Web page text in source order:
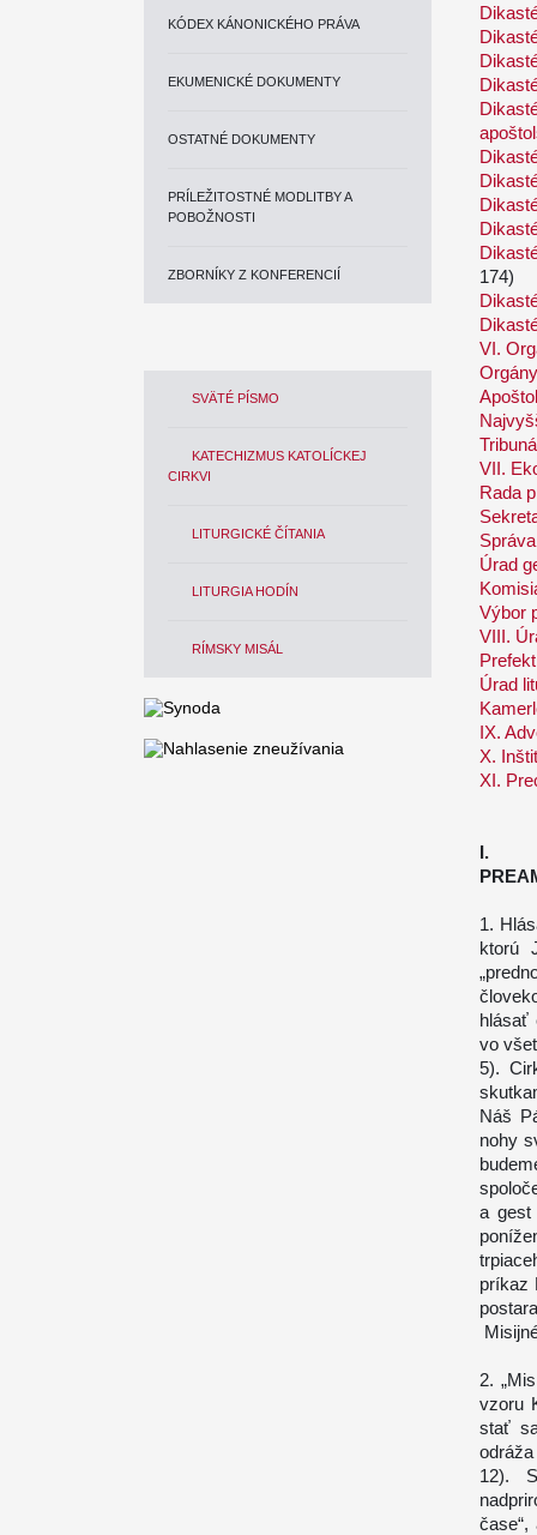
KÓDEX KÁNONICKÉHO PRÁVA
EKUMENICKÉ DOKUMENTY
OSTATNÉ DOKUMENTY
PRÍLEŽITOSTNÉ MODLITBY A
POBOŽNOSTI
ZBORNÍKY Z KONFERENCIÍ
SVÄTÉ PÍSMO
KATECHIZMUS KATOLÍCKEJ
CIRKVI
LITURGICKÉ ČÍTANIA
LITURGIA HODÍN
RÍMSKY MISÁL
174)
VI.
VII.
Rada
Úrad
Výbor
VIII.
Úrad
IX.
X.
XI.
I.
1.
ktorú
hlásať
vo
5).
Náš
nohy
a gest
príkaz
2.
vzoru
stať
12).